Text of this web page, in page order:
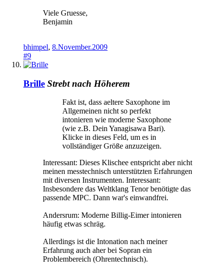
Viele Gruesse,
Benjamin
bhimpel, 8.November.2009
#9
Brille Strebt nach Höherem
Fakt ist, dass aeltere Saxophone im
Allgemeinen nicht so perfekt
intonieren wie moderne Saxophone
(wie z.B. Dein Yanagisawa Bari).
Klicke in dieses Feld, um es in
vollständiger Größe anzuzeigen.
Interessant: Dieses Klischee entspricht aber nicht
meinen messtechnisch unterstützten Erfahrungen
mit diversen Instrumenten. Interessant:
Insbesondere das Weltklang Tenor benötigte das
passende MPC. Dann war's einwandfrei.
Andersrum: Moderne Billig-Eimer intonieren
häufig etwas schräg.
Allerdings ist die Intonation nach meiner
Erfahrung auch aher bei Sopran ein
Problembereich (Ohrentechnisch).